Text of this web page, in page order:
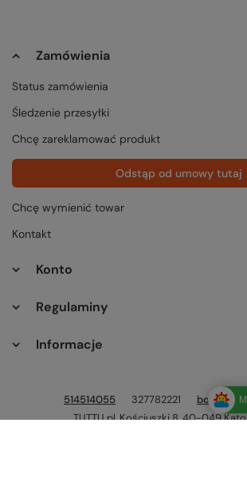
Zamówienia
Status zamówienia
Śledzenie przesyłki
Chcę zareklamować produkt
Odstąp od umowy tutaj
Chcę wymienić towar
Kontakt
Konto
Regulaminy
Informacje
514514055 327782221
TUTTU.pl,Kościuszki 8,40-049